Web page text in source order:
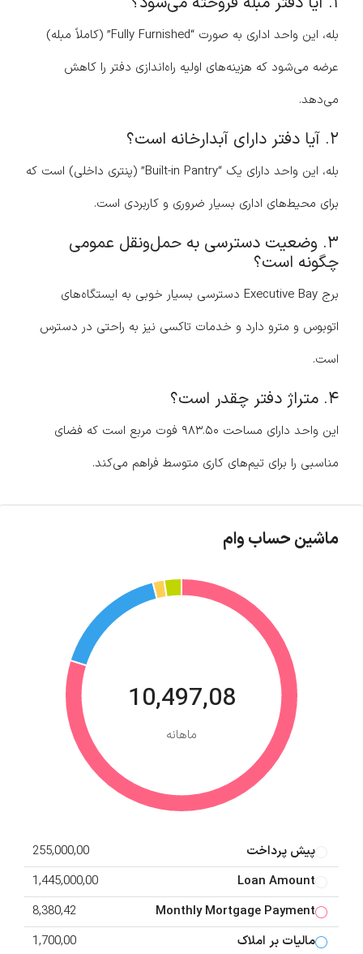
بله، این واحد اداری به صورت “Fully Furnished” (کاملاً مبله)
عرضه می‌شود که هزینه‌های اولیه راه‌اندازی دفتر را کاهش
می‌دهد.
۲. آیا دفتر دارای آبدارخانه است؟
بله، این واحد دارای یک “Built-in Pantry” (پنتری داخلی) است که
برای محیط‌های اداری بسیار ضروری و کاربردی است.
۳. وضعیت دسترسی به حمل‌ونقل عمومی
چگونه است؟
برج Executive Bay دسترسی بسیار خوبی به ایستگاه‌های
اتوبوس و مترو دارد و خدمات تاکسی نیز به راحتی در دسترس
است.
۴. متراژ دفتر چقدر است؟
این واحد دارای مساحت ۹۸۳.۵۰ فوت مربع است که فضای
مناسبی را برای تیم‌های کاری متوسط فراهم می‌کند.
ماشین حساب وام
10,497,08
ماهانه
پیش پرداخت
255,000,00
Loan Amount
1,445,000,00
Monthly Mortgage Payment
8,380,42
مالیات بر املاک
1,700,00